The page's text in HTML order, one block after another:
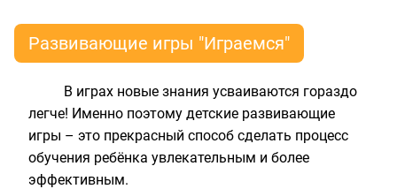
Развивающие игры "Играемся"
В играх новые знания усваиваются гораздо
легче! Именно поэтому детские развивающие
игры – это прекрасный способ сделать процесс
обучения ребёнка увлекательным и более
эффективным.